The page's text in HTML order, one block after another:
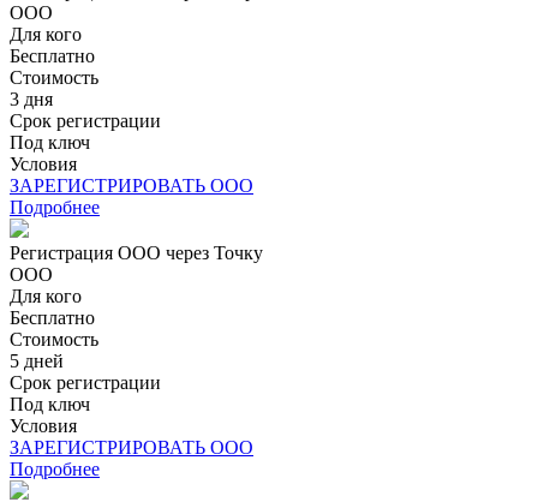
ООО
Для кого
Бесплатно
Стоимость
3 дня
Срок регистрации
Под ключ
Условия
ЗАРЕГИСТРИРОВАТЬ ООО
Подробнее
Регистрация ООО через Точку
ООО
Для кого
Бесплатно
Стоимость
5 дней
Срок регистрации
Под ключ
Условия
ЗАРЕГИСТРИРОВАТЬ ООО
Подробнее